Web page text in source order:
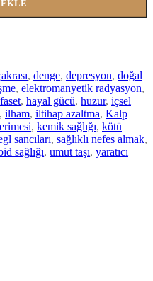
EKLE
, denge, depresyon, doğal
, elektromanyetik radyasyon,
faset, hayal gücü, huzur, içsel
, ilham, iltihap azaltma, Kalp
, kemik sağlığı, kötü
sancıları, sağlıklı nefes almak,
sağlığı, umut taşı, yaratıcı